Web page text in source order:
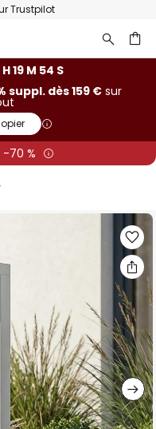
Trustpilot
19 M 54 S
suppl. dès 159 €sur
70 %